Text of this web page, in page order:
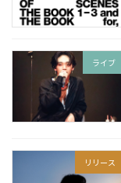
ライブ
リリース